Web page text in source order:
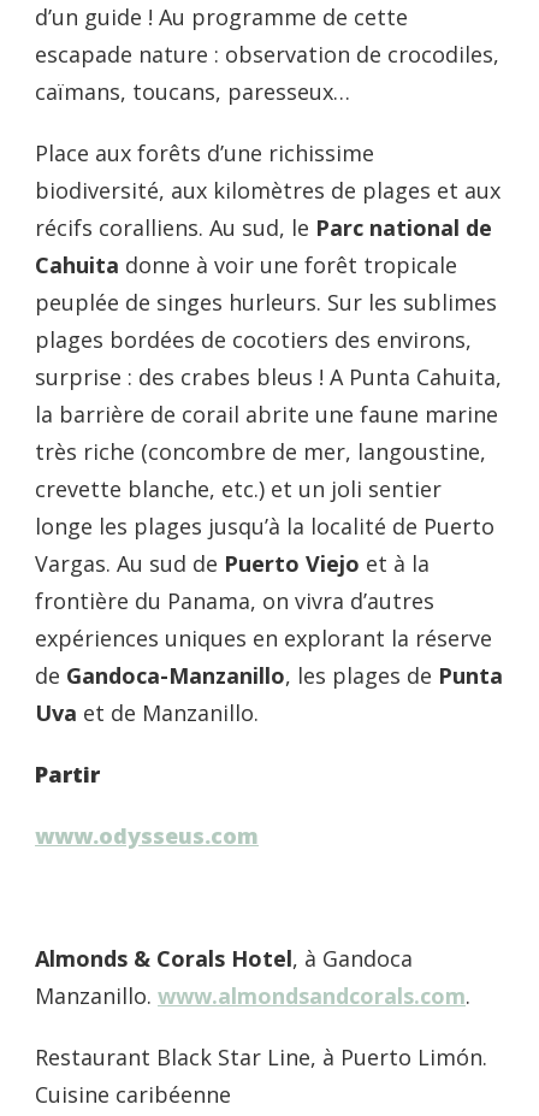
d’un guide ! Au programme de cette
escapade nature : observation de crocodiles,
caïmans, toucans, paresseux…
Place aux forêts d’une richissime
biodiversité, aux kilomètres de plages et aux
récifs coralliens. Au sud, le Parc national de
Cahuita donne à voir une forêt tropicale
peuplée de singes hurleurs. Sur les sublimes
plages bordées de cocotiers des environs,
surprise : des crabes bleus ! A Punta Cahuita,
la barrière de corail abrite une faune marine
très riche (concombre de mer, langoustine,
crevette blanche, etc.) et un joli sentier
longe les plages jusqu’à la localité de Puerto
Vargas. Au sud de Puerto Viejo et à la
frontière du Panama, on vivra d’autres
expériences uniques en explorant la réserve
de Gandoca-Manzanillo, les plages de Punta
Uva et de Manzanillo.
Partir
www.odysseus.com
Almonds & Corals Hotel, à Gandoca
Manzanillo. www.almondsandcorals.com.
Restaurant Black Star Line, à Puerto Limón.
Cuisine caribéenne